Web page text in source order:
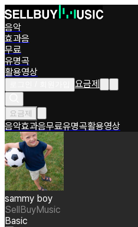
음악
효과음
무료
유명곡
활용영상
요금제
요금제
음악효과음무료유명곡활용영상
sammy boy
SellBuyMusic
Basic